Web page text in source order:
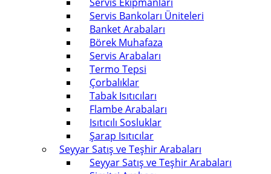
Servis Bankoları Üniteleri
Banket Arabaları
Börek Muhafaza
Servis Arabaları
Termo Tepsi
Çorbalıklar
Tabak Isıtıcıları
Flambe Arabaları
Isıtıcılı Sosluklar
Şarap Isıtıcılar
Seyyar Satış ve Teşhir Arabaları
Seyyar Satış ve Teşhir Arabaları